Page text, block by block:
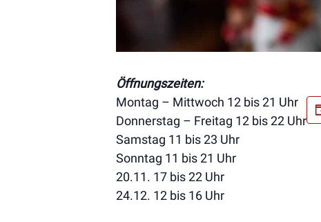
Öffnungszeiten:
Montag – Mittwoch 12 bis 21 Uhr
Donnerstag – Freitag 12 bis 22 Uhr
Samstag 11 bis 23 Uhr
Sonntag 11 bis 21 Uhr
20.11. 17 bis 22 Uhr
24.12. 12 bis 16 Uhr